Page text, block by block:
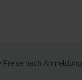
Preise nach Anmeldung